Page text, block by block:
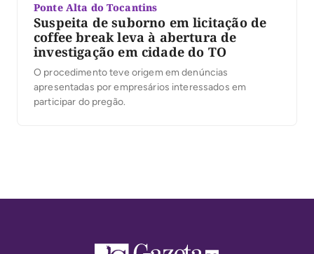
Ponte Alta do Tocantins
Suspeita de suborno em licitação de
coffee break leva à abertura de
investigação em cidade do TO
O procedimento teve origem em denúncias
apresentadas por empresários interessados em
participar do pregão.